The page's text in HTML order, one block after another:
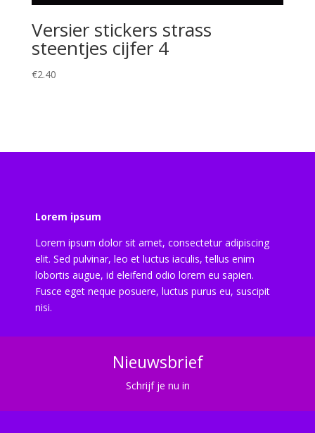
Versier stickers strass
steentjes cijfer 4
€2.40
Lorem ipsum
Lorem ipsum dolor sit amet, consectetur adipiscing
elit. Sed pulvinar, leo et luctus iaculis, tellus enim
lobortis augue, id eleifend odio lorem eu sapien.
Fusce eget neque posuere, luctus purus eu, suscipit
nisi.
Nieuwsbrief
Schrijf je nu in